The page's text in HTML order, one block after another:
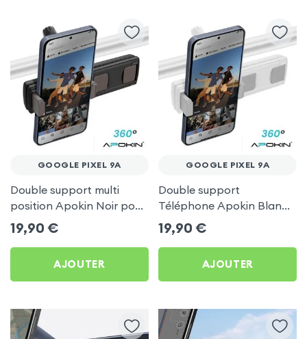
GOOGLE PIXEL 9A
Double support multi
position Apokin Noir pour
Google Pixel 9a
19,90 €
AJOUTER
GOOGLE PIXEL 9A
Double support
Téléphone Apokin Blanc
pour Tiktok, Insta,
Snapchat, Youtube, Vlog
et Twitch
19,90 €
AJOUTER